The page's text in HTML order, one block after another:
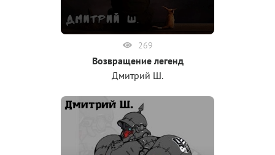
269
Возвращение легенд
Дмитрий Ш.